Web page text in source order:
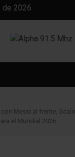
de 2026
con Messi al frente,
el Mundial 2026